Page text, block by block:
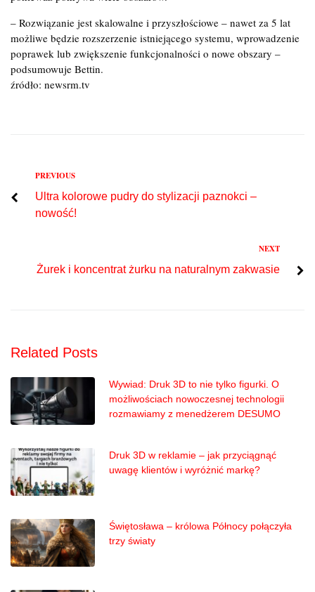
– Rozwiązanie jest skalowalne i przyszłościowe – nawet za 5 lat
możliwe będzie rozszerzenie istniejącego systemu, wprowadzenie
poprawek lub zwiększenie funkcjonalności o nowe obszary –
podsumowuje Bettin.
źródło: newsrm.tv
Nawigacja
wpisu
Previous
PREVIOUS
Ultra kolorowe pudry do stylizacji paznokci –
nowość!
NEXT
Żurek i koncentrat żurku na naturalnym zakwasie
Related Posts
Wywiad: Druk 3D to nie tylko figurki. O
możliwościach nowoczesnej technologii
rozmawiamy z menedżerem DESUMO
Druk 3D w reklamie – jak przyciągnąć
uwagę klientów i wyróżnić markę?
Świętosława – królowa Północy połączyła
trzy światy